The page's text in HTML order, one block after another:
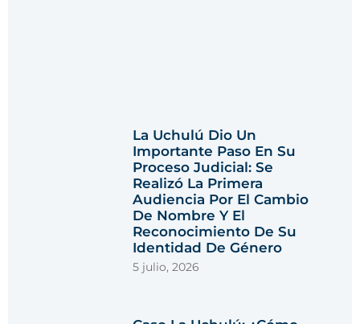
La Uchulú Dio Un
Importante Paso En Su
Proceso Judicial: Se
Realizó La Primera
Audiencia Por El Cambio
De Nombre Y El
Reconocimiento De Su
Identidad De Género
5 julio, 2026